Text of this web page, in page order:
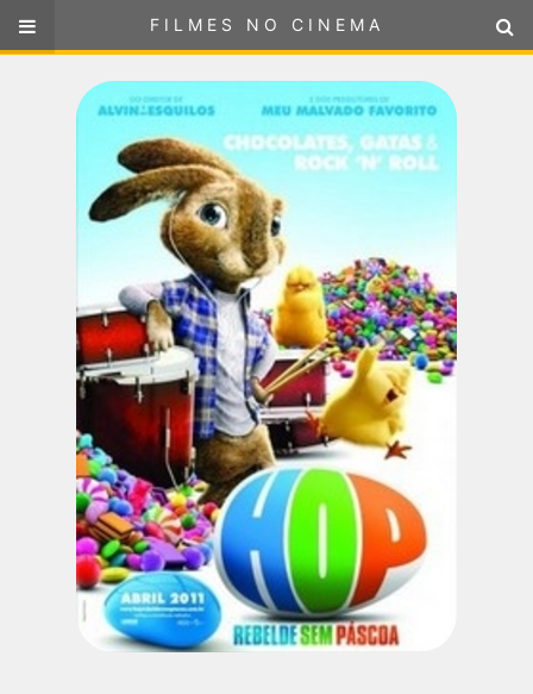
FILMES NO CINEMA
ou selecione sua localização
FILMES NO CINEMA
SELECIONE SUA LOCALIZAÇÃO
FILMES EM CARTAZ
PRÓXIMOS LANÇAMENTOS
NOTÍCIAS
PÁGINA INICIAL
FilmesNoCinema.com.bré o maior localizador de filmes e
sessões de cinema no Brasil. Através dele, você pode
encontrar os filmes no cinema mais próximos a você ou a
qualquer cidade em território brasileiro. Você pode também
acessar informações sobre cinemas, horários, assistir aos
trailers e muito mais.